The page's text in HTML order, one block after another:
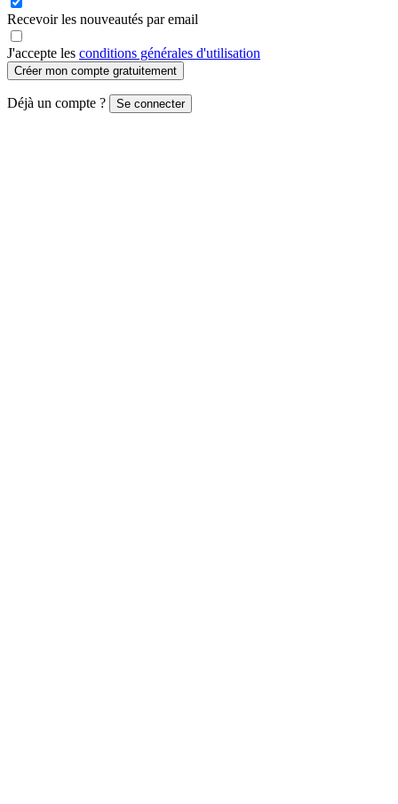
Recevoir les nouveautés par email
J'accepte les conditions générales d'utilisation
Créer mon compte gratuitement
Déjà un compte ? Se connecter